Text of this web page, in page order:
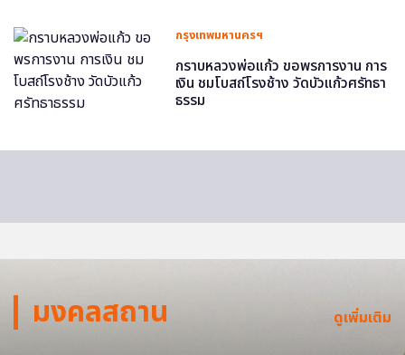
กรุงเทพมหานครฯ
กราบหลวงพ่อแก้ว ขอพรการงาน การ
เงิน ชมโบสถ์โรงช้าง วัดบัวแก้วศรัทธา
ธรรม
มงคลสถาน ดูเพิ่มเติม